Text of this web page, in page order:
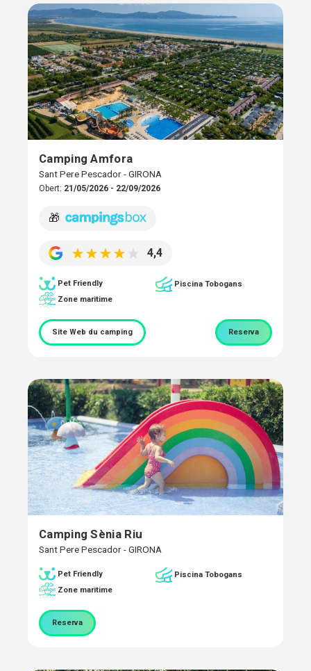
Camping Amfora
Sant Pere Pescador - GIRONA
Obert: 21/05/2026 - 22/09/2026
🎁
4,4
Pet Friendly
Piscina Tobogans
Zone maritime
Site Web du camping Reserva
Camping Sènia Riu
Sant Pere Pescador - GIRONA
Pet Friendly
Piscina Tobogans
Zone maritime
Reserva